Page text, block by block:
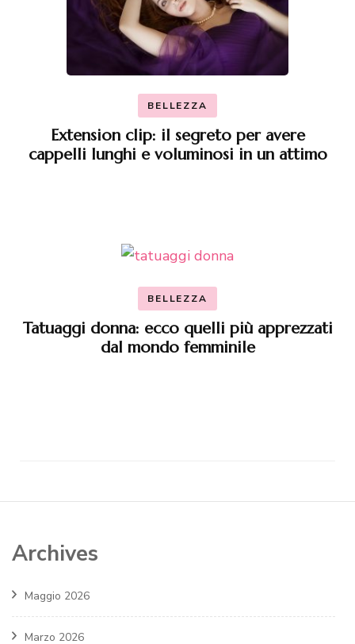
BELLEZZA
Extension clip: il segreto per avere
cappelli lunghi e voluminosi in un attimo
BELLEZZA
Tatuaggi donna: ecco quelli più apprezzati
dal mondo femminile
Archives
Maggio 2026
Marzo 2026